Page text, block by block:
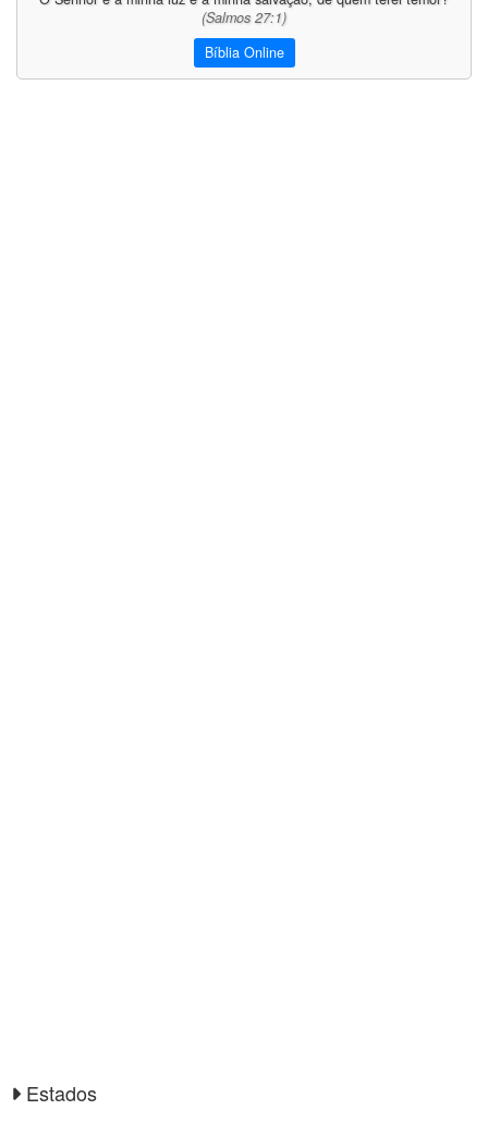
(Salmos 27:1)
Bíblia Online
Estados